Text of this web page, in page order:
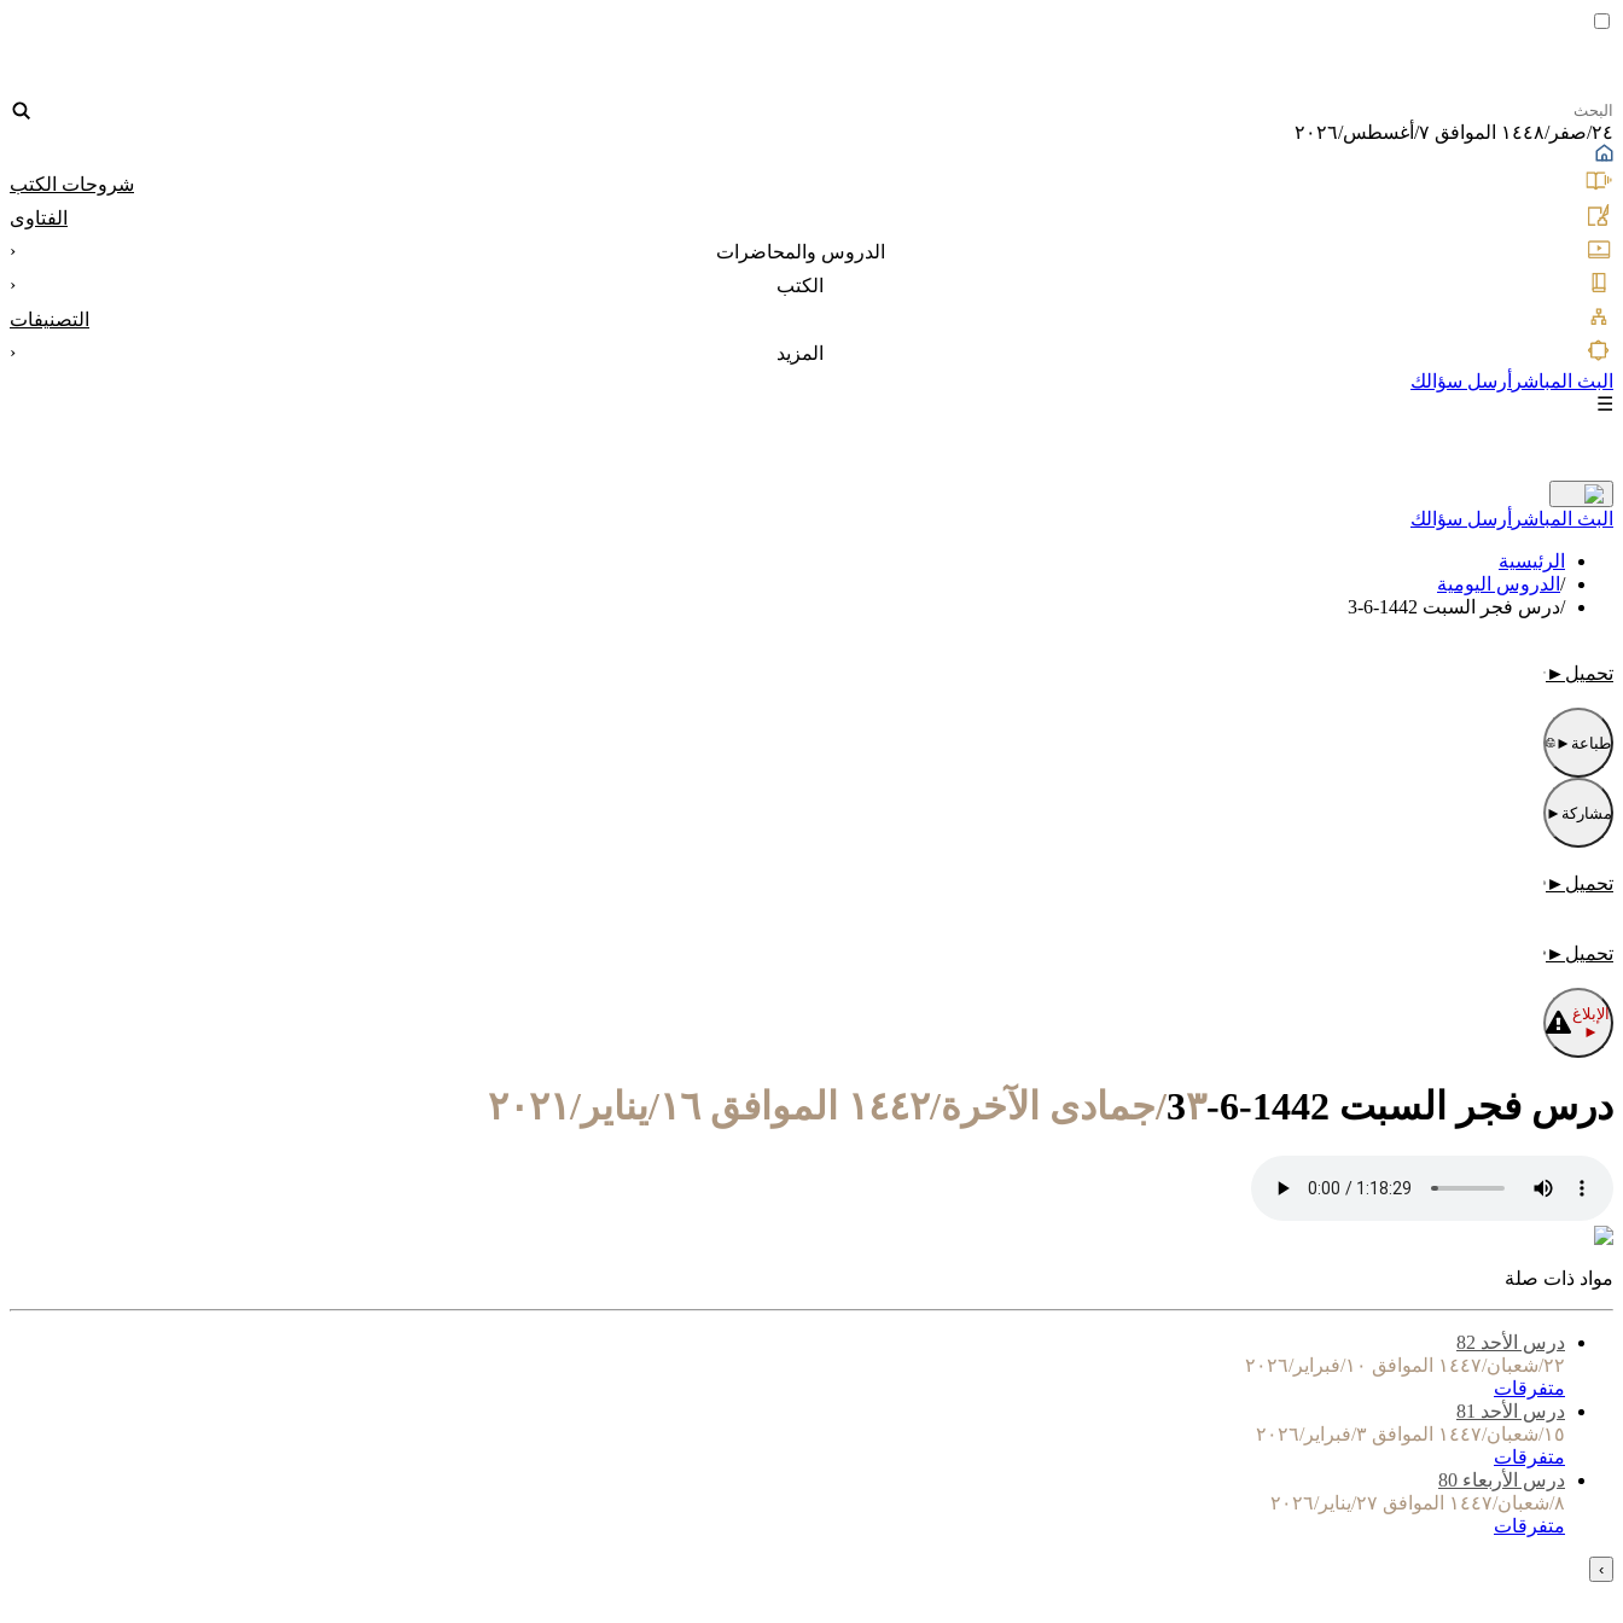
٢٤/صفر/١٤٤٨ الموافق ٧/أغسطس/٢٠٢٦
شروحات الكتب
الفتاوى
الدروس والمحاضرات
‹
الكتب
‹
التصنيفات
المزيد
‹
البث المباشر أرسل سؤالك
☰
البث المباشر أرسل سؤالك
الرئيسية
/ الدروس اليومية
/درس فجر السبت 1442-6-3
تحميل ►
طباعة ►
مشاركة ►
تحميل ►
تحميل ►
الإبلاغ
►
درس فجر السبت 1442-6-3 ٣/جمادى الآخرة/١٤٤٢ الموافق ١٦/يناير/٢٠٢١
مواد ذات صلة
درس الأحد 82
٢٢/شعبان/١٤٤٧ الموافق ١٠/فبراير/٢٠٢٦
متفرقات
درس الأحد 81
١٥/شعبان/١٤٤٧ الموافق ٣/فبراير/٢٠٢٦
متفرقات
درس الأربعاء 80
٨/شعبان/١٤٤٧ الموافق ٢٧/يناير/٢٠٢٦
متفرقات
›